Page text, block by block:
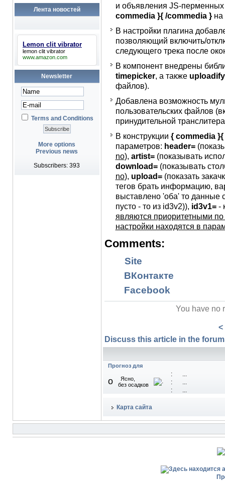
Лента новостей
Lemon clit vibrator
lemon clit vibrator
www.amazon.com
Newsletter
Terms and Conditions
More options
Previous news
Subscribers: 393
и объявления JS-перменных
commedia }{ /commedia }на
В настройки плагина
позволяющий включить/
следующего трека после
В компонент внедрены
timepicker, а такжеuploadify
файлов).
Добавлена возможность
пользовательских файлов
принудительной
В конструкции { commedia
параметров: header=
no), artist=(показывать
download=(показывать
no), upload=(показать
тегов брать информацию,
выставлено 'оба' то данные
пусто - то из id3v2)), id3v1=-
являются приоритетными
настройки находятся в
Comments:
Site
ВКонтакте
Facebook
You have no
<
Discuss this article in the
Прогноз для
o
Ясно,
без осадков
:
...
:
...
:
...
Карта сайта